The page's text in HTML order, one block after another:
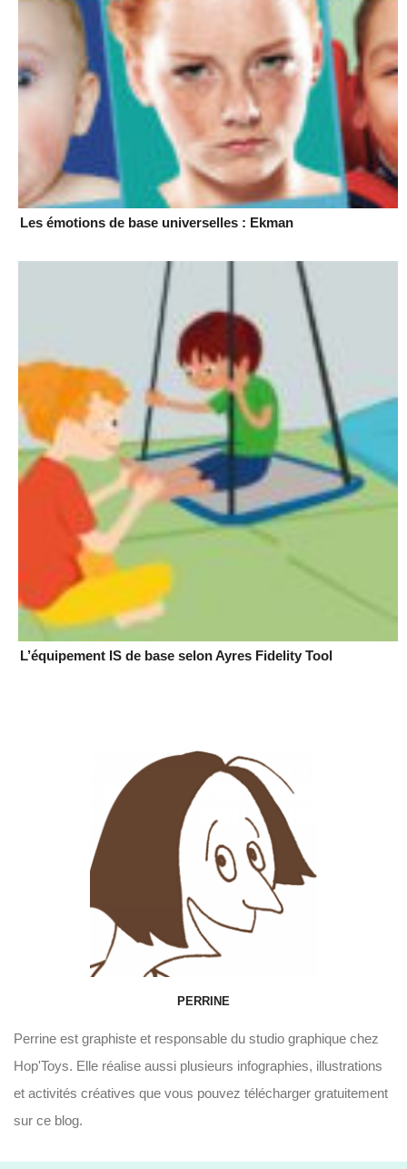
Les émotions de base universelles : Ekman
L’équipement IS de base selon Ayres Fidelity Tool
PERRINE
Perrine est graphiste et responsable du studio graphique chez
Hop'Toys. Elle réalise aussi plusieurs infographies, illustrations
et activités créatives que vous pouvez télécharger gratuitement
sur ce blog.